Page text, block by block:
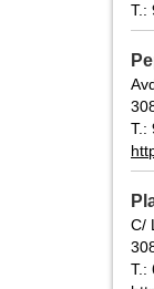
T.:
T.:
C/
T.: